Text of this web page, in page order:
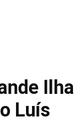
Ilha
Luís